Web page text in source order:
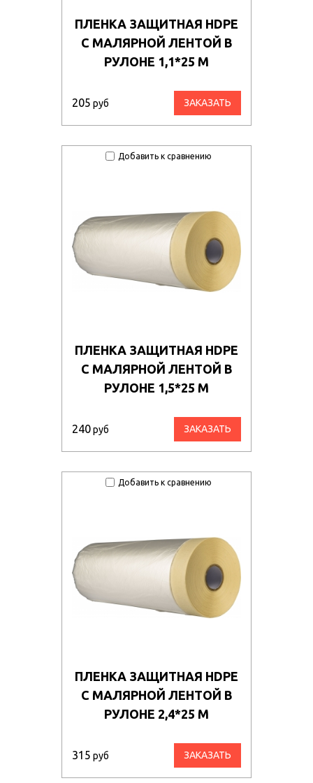
ПЛЕНКА ЗАЩИТНАЯ HDPE
С МАЛЯРНОЙ ЛЕНТОЙ В
РУЛОНЕ 1,1*25 М
205 руб ЗАКАЗАТЬ
Добавить к сравнению
ПЛЕНКА ЗАЩИТНАЯ HDPE
С МАЛЯРНОЙ ЛЕНТОЙ В
РУЛОНЕ 1,5*25 М
240руб ЗАКАЗАТЬ
Добавить к сравнению
ПЛЕНКА ЗАЩИТНАЯ HDPE
С МАЛЯРНОЙ ЛЕНТОЙ В
РУЛОНЕ 2,4*25 М
315 руб ЗАКАЗАТЬ